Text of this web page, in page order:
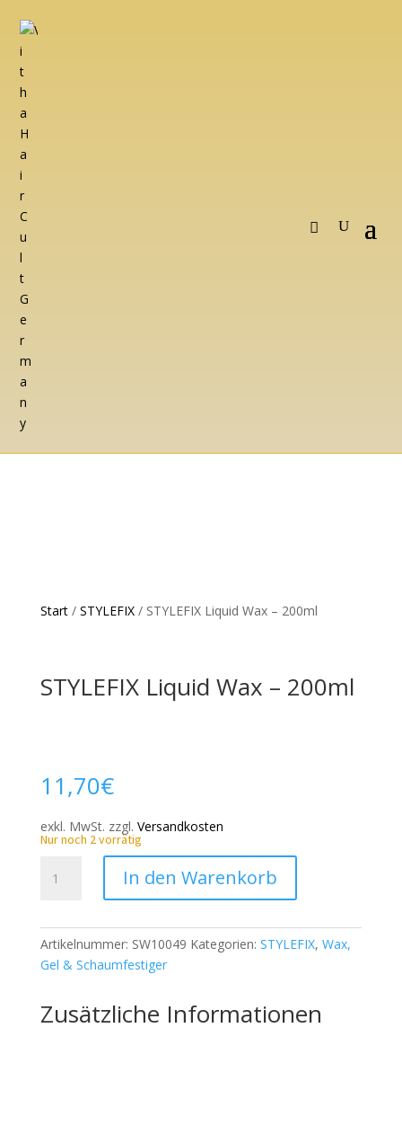
Start/ STYLEFIX/ STYLEFIX Liquid Wax – 200ml
STYLEFIX Liquid Wax – 200ml
11,70€
exkl. MwSt. zzgl. Versandkosten
Nur noch 2 vorrätig
Liquid
-
200ml
Menge
In den Warenkorb
Artikelnummer: SW10049 Kategorien: STYLEFIX, Wax,
Gel & Schaumfestiger
Zusätzliche Informationen